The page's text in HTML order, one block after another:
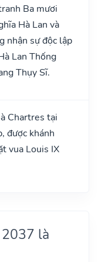
Ba mươi
Hà Lan và
nhận sự độc lập
Lan Thống
Thụy Sĩ.
Chartres tại
được khánh
vua Louis IX
là